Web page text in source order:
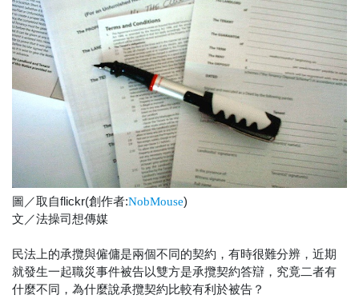
圖／取自flickr(創作者:NobMouse)
文／法操司想傳媒
民法上的承攬與僱傭是兩個不同的契約，有時很難分辨，近期
就發生一起職災事件被告以雙方是承攬契約答辯，究竟二者有
什麼不同，為什麼說承攬契約比較有利於被告？